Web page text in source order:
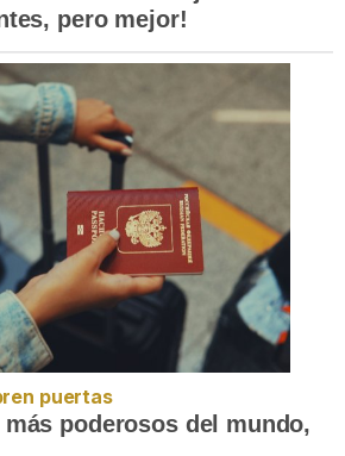
pero mejor!
puertas
poderosos del mundo,